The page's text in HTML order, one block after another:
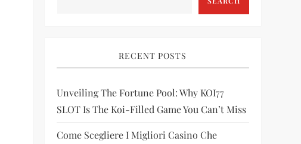
RECENT POSTS
Unveiling The Fortune Pool: Why KOI77
SLOT Is The Koi-Filled Game You Can’t Miss
Come Scegliere I Migliori Casino Che